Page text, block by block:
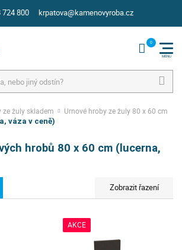
724 800 krpatova@kamenovyroba.cz
ze žuly skladem Urnové hroby ze žuly 80 x 60 cm
váza v ceně)
hrobů 80 x 60 cm (lucerna,
AKCE